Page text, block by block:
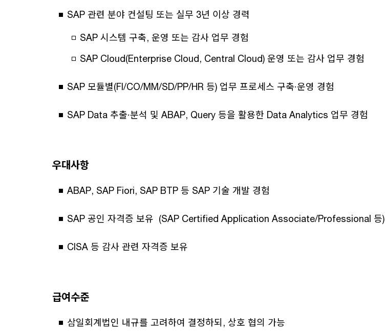
SAP 관련 분야 컨설팅 또는 실무 3년 이상 경력
SAP 시스템 구축, 운영 또는 감사 업무 경험
SAP Cloud(Enterprise Cloud, Central Cloud) 운영 또는 감사 업무 경험
SAP 모듈별(FI/CO/MM/SD/PP/HR 등) 업무 프로세스 구축·운영 경험
SAP Data 추출·분석 및 ABAP, Query 등을 활용한 Data Analytics 업무 경험
우대사항
ABAP, SAP Fiori, SAP BTP 등 SAP 기술 개발 경험
SAP 공인 자격증 보유 (SAP Certified Application Associate/Professional 등)
CISA 등 감사 관련 자격증 보유
급여수준
삼일회계법인 내규를 고려하여 결정하되, 상호 협의 가능